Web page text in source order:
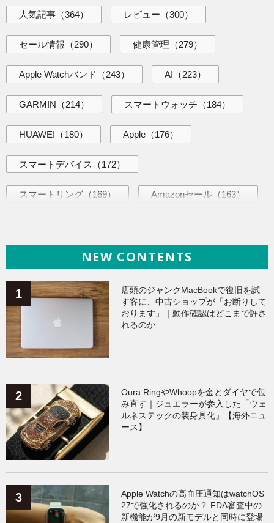
人気記事 （364） レビュー （300）
セール情報 （290） 健康管理 （279）
Apple Watchバンド （243） AI （223）
GARMIN （214） スマートウォッチ （184）
HUAWEI （180） Apple （176）
スマートデバイス （172）
スマートリング （169） Amazonセール （163）
ヘルスケア（140）
Galaxy（136） ガジェット
ワークアウト （131）
AppleWatchアクセサリー
Xiaomi（119）
NEW CONTENTS
店頭のジャンクMacBookで復旧を試
す客に、中古ショップが「お断りして
おります」｜動作確認はどこまで許さ
れるのか
Oura RingやWhoopを金とダイヤで包
み直す｜ジュエラーが参入した「ウェ
ルネステックの装身具化」【海外ニュ
ース】
Apple Watchの高血圧通知はwatchOS
27で強化されるのか？ FDA審査中の
新機能が9月の新モデルと同時に登場